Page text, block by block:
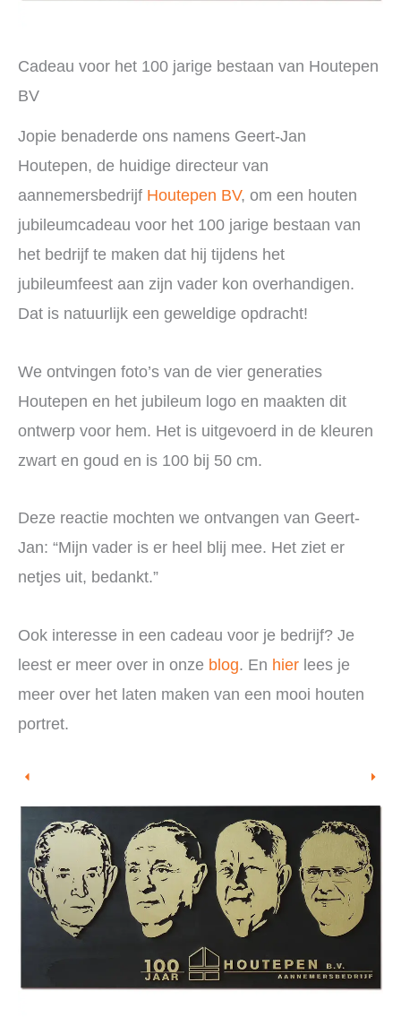
Cadeau voor het 100 jarige bestaan van Houtepen
BV
Jopie benaderde ons namens Geert-Jan
Houtepen, de huidige directeur van
aannemersbedrijf Houtepen BV, om een houten
jubileumcadeau voor het 100 jarige bestaan van
het bedrijf te maken dat hij tijdens het
jubileumfeest aan zijn vader kon overhandigen.
Dat is natuurlijk een geweldige opdracht!
We ontvingen foto’s van de vier generaties
Houtepen en het jubileum logo en maakten dit
ontwerp voor hem. Het is uitgevoerd in de kleuren
zwart en goud en is 100 bij 50 cm.
Deze reactie mochten we ontvangen van Geert-
Jan: “Mijn vader is er heel blij mee. Het ziet er
netjes uit, bedankt.”
Ook interesse in een cadeau voor je bedrijf? Je
leest er meer over in onze blog. En hier lees je
meer over het laten maken van een mooi houten
portret.